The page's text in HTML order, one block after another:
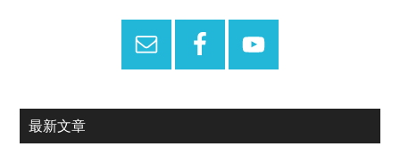
最新文章